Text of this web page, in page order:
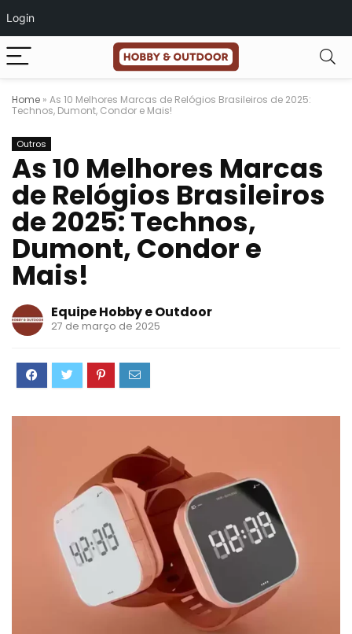
Login
Home » As 10 Melhores Marcas de Relógios Brasileiros de 2025:
Technos, Dumont, Condor e Mais!
Outros
As 10 Melhores Marcas
de Relógios Brasileiros
de 2025: Technos,
Dumont, Condor e
Mais!
Equipe Hobby e Outdoor
27 de março de 2025